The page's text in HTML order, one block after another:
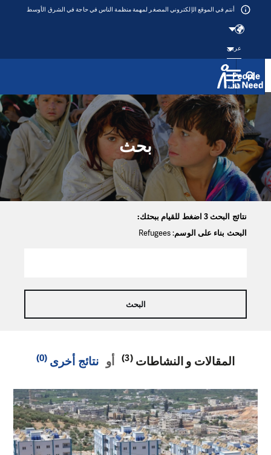
Přeskočit na obsah
أنتم في الموقع الإلكتروني المصغر لمهمة منظمة الناس في حاجة في الشرق الأوسط
عربي
القائمة
بحث
نتائج البحث 3 اضغط للقيام ببحثك:
البحث بناء على الوسم: Refugees
المقالات و النشاطات أو نتائج أخرى